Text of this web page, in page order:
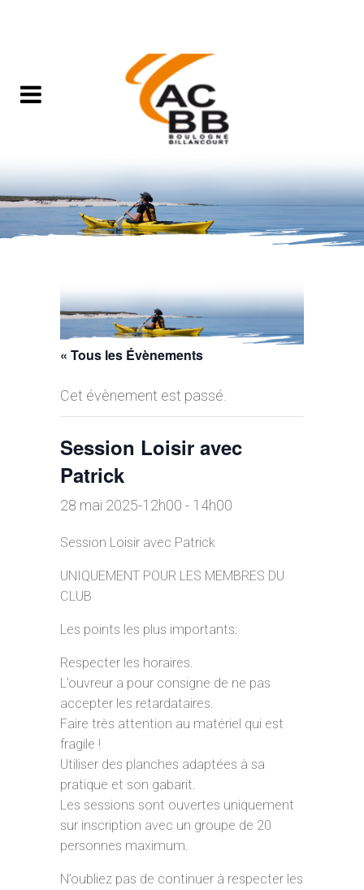
« Tous les Évènements
Cet évènement est passé.
Session Loisir avec
Patrick
28 mai 2025-12h00 - 14h00
Session Loisir avec Patrick
UNIQUEMENT POUR LES MEMBRES DU
CLUB
Les points les plus importants:
Respecter les horaires.
L’ouvreur a pour consigne de ne pas
accepter les retardataires.
Faire très attention au matériel qui est
fragile !
Utiliser des planches adaptées à sa
pratique et son gabarit.
Les sessions sont ouvertes uniquement
sur inscription avec un groupe de 20
personnes maximum.
N’oubliez pas de continuer à respecter les